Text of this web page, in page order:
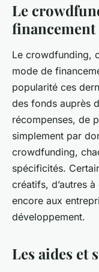
Le
Le crowdfunding,
mode de
popularité ces
des fonds auprès
récompenses, de
simplement par
crowdfunding,
spécificités.
créatifs, d’autres
encore aux
développement.
Les aides et